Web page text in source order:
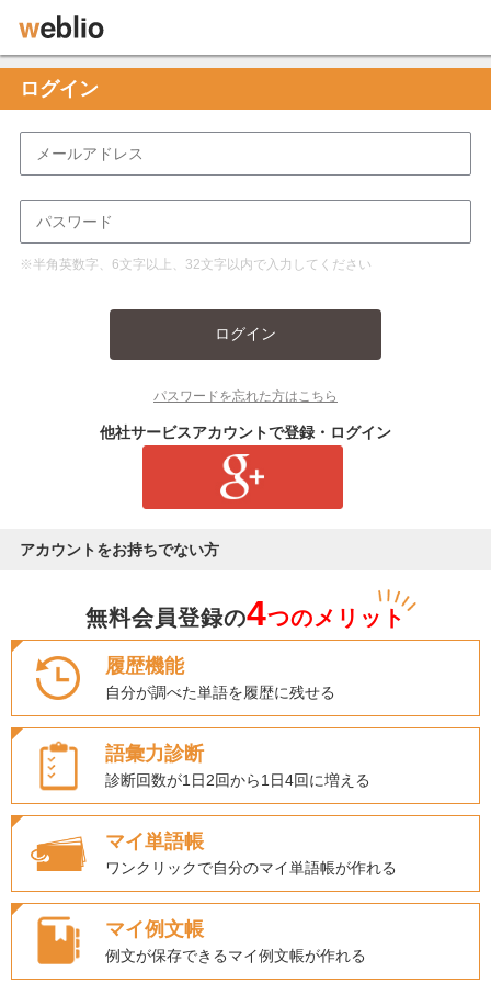
ログイン
※半角英数字、6文字以上、32文字以内で入力してください
ログイン
パスワードを忘れた方はこちら
他社サービスアカウントで登録・ログイン
アカウントをお持ちでない方
無料会員登録の4つのメリット
履歴機能
自分が調べた単語を履歴に残せる
語彙力診断
診断回数が1日2回から1日4回に増える
マイ単語帳
ワンクリックで自分のマイ単語帳が作れる
マイ例文帳
例文が保存できるマイ例文帳が作れる